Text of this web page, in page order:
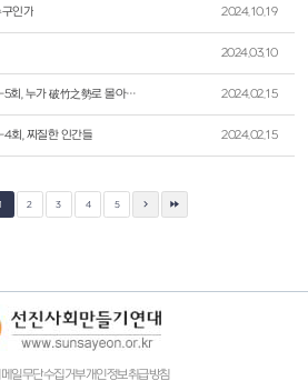
인가 2024.10.19
2024.03.10
<天機포럼 政治時論 24-5회, 누가 破竹之勢로 몰아칠까. 2024.02.15
4회, 찌질한 인간들 2024.02.15
1 2 3 4 5
일무단수집거부개인정보취급방침